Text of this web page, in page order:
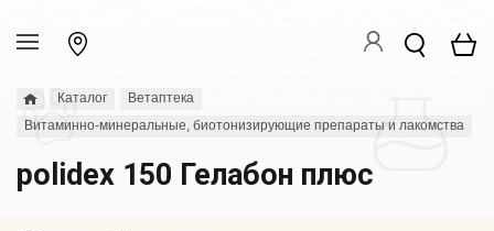
Каталог
Ветаптека
Витаминно-минеральные, биотонизирующие препараты и лакомства
polidex 150 Гелабон плюс